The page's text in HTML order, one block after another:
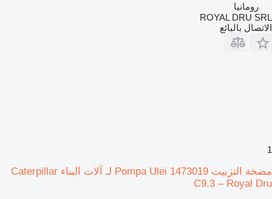
رومانيا
ROYAL DRU SRL
الاتصال بالبائع
1
مضخة التزييت Pompa Ulei 1473019 لـ آلات البناء Caterpillar
C9.3 – Royal Dru